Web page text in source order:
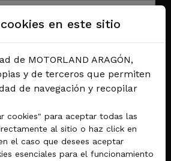
servicios para velar por los accesos y la
de
en este sitio
de MOTORLAND ARAGÓN,
y de terceros que permiten
de navegación y recopilar
cookies" para aceptar todas las
al sitio o haz click en
el caso que desees aceptar
esenciales para el funcionamiento